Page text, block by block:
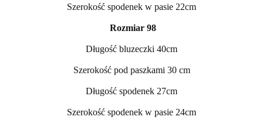
Szerokość spodenek w pasie 22cm
Rozmiar 98
Długość bluzeczki 40cm
Szerokość pod paszkami 30 cm
Długość spodenek 27cm
Szerokość spodenek w pasie 24cm